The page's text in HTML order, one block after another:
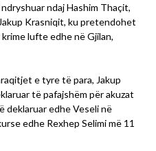
ndaj Hashim Thaçit,
Krasniqit, ku pretendohet
lufte edhe në Gjilan,
e tyre të para, Jakup
të pafajshëm për akuzat
deklaruar edhe Veseli në
edhe Rexhep Selimi më 11